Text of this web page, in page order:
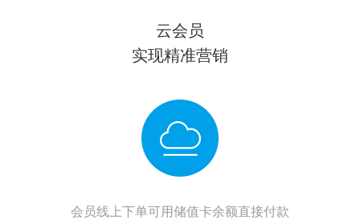
云会员
实现精准营销
会员线上下单可用储值卡余额直接付款